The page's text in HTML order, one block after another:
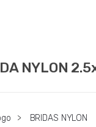
NYLON
> BRIDAS NYLON